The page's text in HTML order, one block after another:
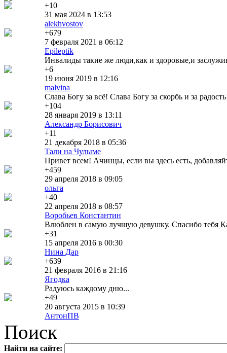
+10
31 мая 2024 в 13:53
alekhvostov
+679
7 февраля 2021 в 06:12
Epileptik
Инвалиды такие же люди,как и здоровые,и
+6
19 июня 2019 в 12:16
malvina
Слава Богу за всё! Слава Богу за скорбь и за
+104
28 января 2019 в 13:11
Александр Борисович
+11
21 декабря 2018 в 05:36
Тали на Чулыме
Привет всем! Ачинцы, если вы здесь есть,
+459
29 апреля 2018 в 09:05
ольга
+40
22 апреля 2018 в 08:57
Воробьев Константин
Влюблен в самую лучшую девушку. Спасибо тебя
+31
15 апреля 2016 в 00:30
Нина Дар
+639
21 февраля 2016 в 21:16
Ягодка
Радуюсь каждому дню...
+49
20 августа 2015 в 10:39
АнтонПВ
Поиск
Найти на сайте: